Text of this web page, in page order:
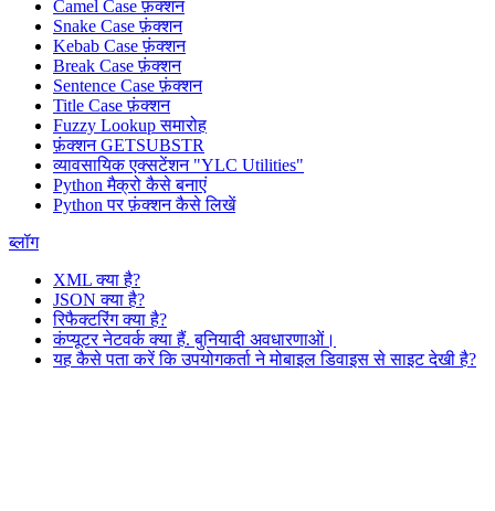
Camel Case फ़ंक्शन
Snake Case फ़ंक्शन
Kebab Case फ़ंक्शन
Break Case फ़ंक्शन
Sentence Case फ़ंक्शन
Title Case फ़ंक्शन
Fuzzy Lookupसमारोह
फ़ंक्शन GETSUBSTR
व्यावसायिक एक्सटेंशन "YLC Utilities"
Python मैक्रो कैसे बनाएं
Python पर फ़ंक्शन कैसे लिखें
ब्लॉग
XML क्या है?
JSON क्या है?
रिफैक्टरिंग क्या है?
कंप्यूटर नेटवर्क क्या हैं. बुनियादी अवधारणाओं।
यह कैसे पता करें कि उपयोगकर्ता ने मोबाइल डिवाइस से साइट देखी है?